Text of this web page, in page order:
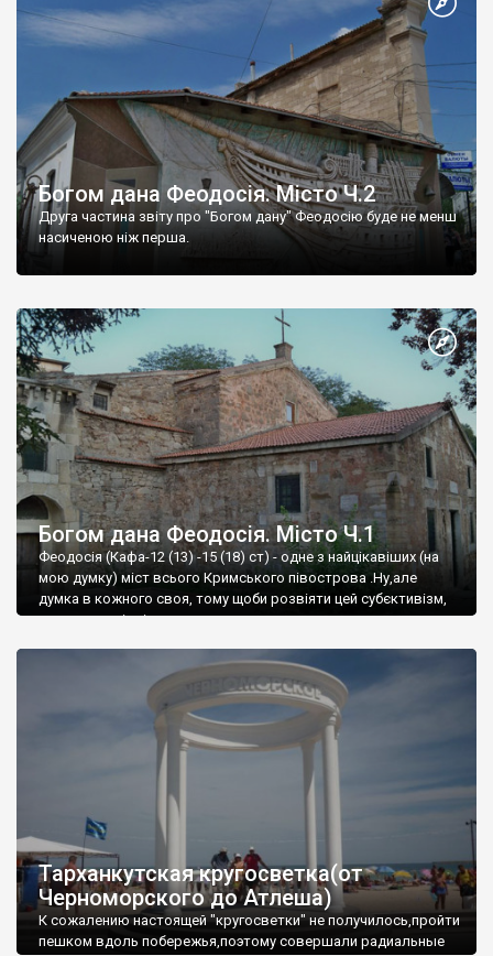
Богом дана Феодосія. Місто Ч.2
Друга частина звіту про "Богом дану" Феодосію буде не менш
насиченою ніж перша.
Богом дана Феодосія. Місто Ч.1
Феодосія (Кафа-12 (13) -15 (18) ст) - одне з найцікавіших (на
мою думку) міст всього Кримського півострова .Ну,але
думка в кожного своя, тому щоби розвіяти цей субєктивізм,
запрошую відвідати це
Тарханкутская кругосветка(от
Черноморского до Атлеша)
К сожалению настоящей "кругосветки" не получилось,пройти
пешком вдоль побережья,поэтому совершали радиальные